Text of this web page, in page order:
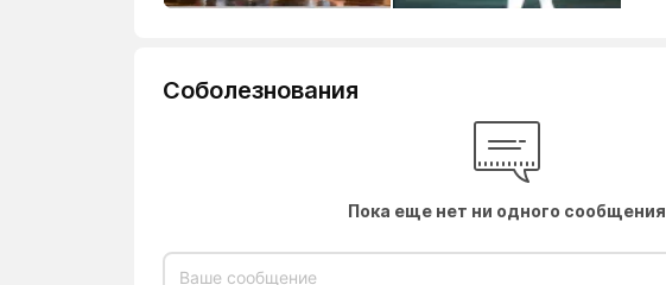
Соболезнования
Пока еще нет ни одного сообщения